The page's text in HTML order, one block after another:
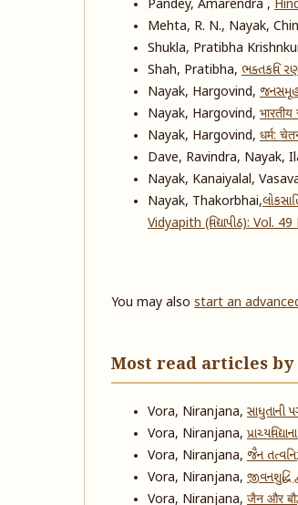
Pandey, Amarendra ,
Mehta, R. N., Nayak,
Shukla, Pratibha
Shah, Pratibha, ભક્તકવિ
Nayak, Hargovind,
Nayak, Hargovind,
Nayak, Hargovind, धर्म:
Dave, Ravindra, Nayak,
Nayak, Kanaiyalal,
Nayak, Thakorbhai,
Vidyapith (વિદ્યાપીઠ): Vol.
You may also start an
Most read articles
Vora, Niranjana, સાધુતાની
Vora, Niranjana,
Vora, Niranjana, જૈન
Vora, Niranjana, જીવનશુદ્ધિ
Vora, Niranjana, जैन और